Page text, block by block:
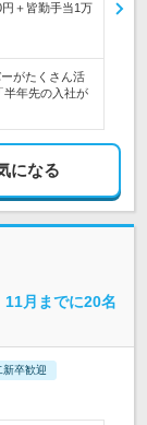
円＋皆勤手当1万
がたくさん活
半年先の入社が
になる
月までに20名
新卒歓迎